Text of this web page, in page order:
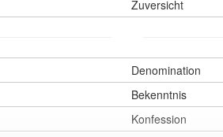
Zuversicht
Denomination
Bekenntnis
Konfession